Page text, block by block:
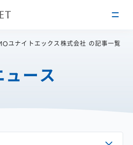
ユナイトエックス株式会社 の記事一覧
ュース